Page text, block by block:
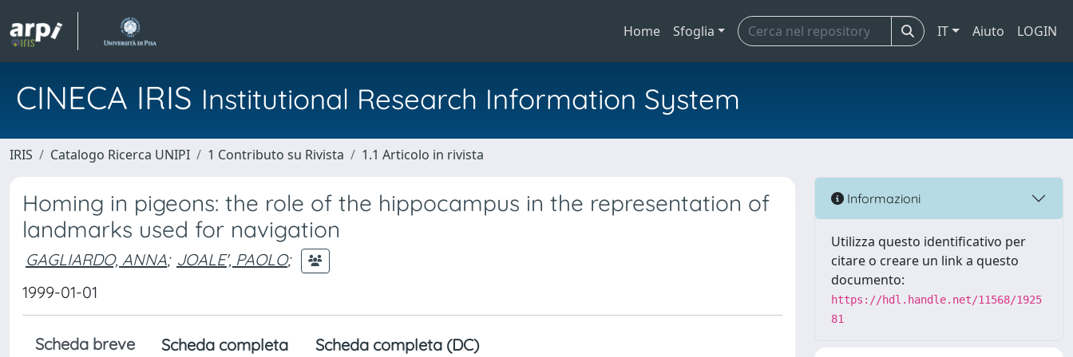
Home Sfoglia IT Aiuto LOGIN
CINECA IRIS Institutional Research Information System
IRIS Catalogo Ricerca UNIPI 1 Contributo su Rivista 1.1 Articolo in rivista
Homing in pigeons: the role of the hippocampus in the representation of
landmarks used for navigation
GAGLIARDO, ANNA; JOALE', PAOLO;
1999-01-01
Scheda breve Scheda completa Scheda completa (DC)
Informazioni
Utilizza questo identificativo per
citare o creare un link a questo
documento:
https://hdl.handle.net/11568/1925
81